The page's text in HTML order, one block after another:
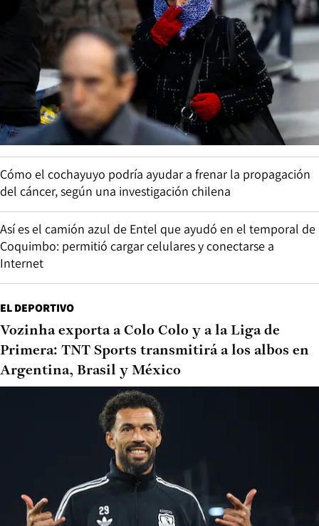
Cómo el cochayuyo podría ayudar a frenar la propagación
del cáncer, según una investigación chilena
Así es el camión azul de Entel que ayudó en el temporal de
Coquimbo: permitió cargar celulares y conectarse a
Internet
EL DEPORTIVO
Vozinha exporta a Colo Colo y a la Liga de
Primera: TNT Sports transmitirá a los albos en
Argentina, Brasil y México